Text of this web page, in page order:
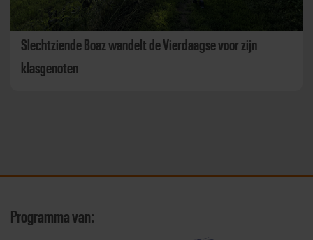
Slechtziende Boaz wandelt de Vierdaagse voor zijn
klasgenoten
Programma van: